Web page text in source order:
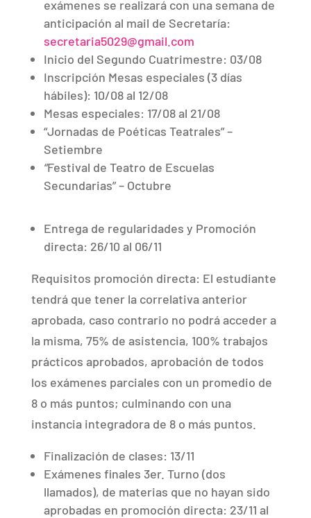
exámenes se realizará con una semana de
anticipación al mail de Secretaría:
secretaria5029@gmail.com
Inicio del Segundo Cuatrimestre: 03/08
Inscripción Mesas especiales (3 días
hábiles): 10/08 al 12/08
Mesas especiales: 17/08 al 21/08
“Jornadas de Poéticas Teatrales” –
Setiembre
“Festival de Teatro de Escuelas
Secundarias” – Octubre
Entrega de regularidades y Promoción
directa: 26/10 al 06/11
Requisitos promoción directa: El estudiante
tendrá que tener la correlativa anterior
aprobada, caso contrario no podrá acceder a
la misma, 75% de asistencia, 100% trabajos
prácticos aprobados, aprobación de todos
los exámenes parciales con un promedio de
8 o más puntos; culminando con una
instancia integradora de 8 o más puntos.
Finalización de clases: 13/11
Exámenes finales 3er. Turno (dos
llamados), de materias que no hayan sido
aprobadas en promoción directa: 23/11 al